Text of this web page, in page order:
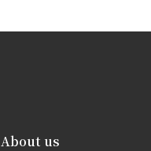
About us